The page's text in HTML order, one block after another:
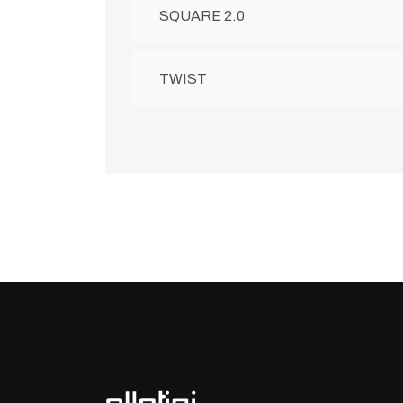
SQUARE 2.0
TWIST